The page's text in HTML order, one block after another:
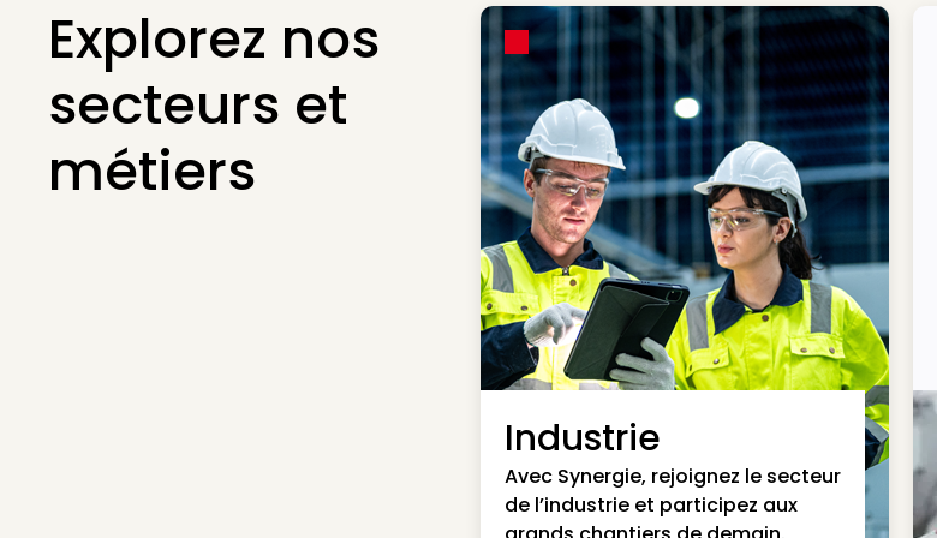
Explorez nos
secteurs et
métiers
Industrie
Avec Synergie, rejoignez le secteur
de l’industrie et participez aux